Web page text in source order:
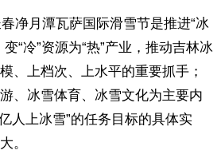
净月潭瓦萨国际滑雪节是推进“冰
变“冷”资源为“热”产业，推动吉林冰
、上档次、上水平的重要抓手；
、冰雪体育、冰雪文化为主要内
人上冰雪”的任务目标的具体实
。